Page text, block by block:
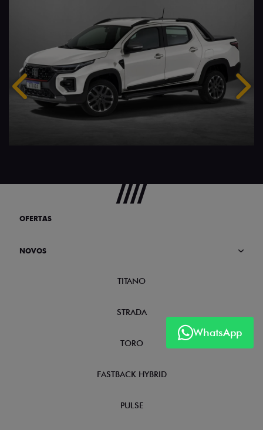
Anterior
WhatsApp
OFERTAS
NOVOS
TITANO
STRADA
TORO
FASTBACK HYBRID
PULSE